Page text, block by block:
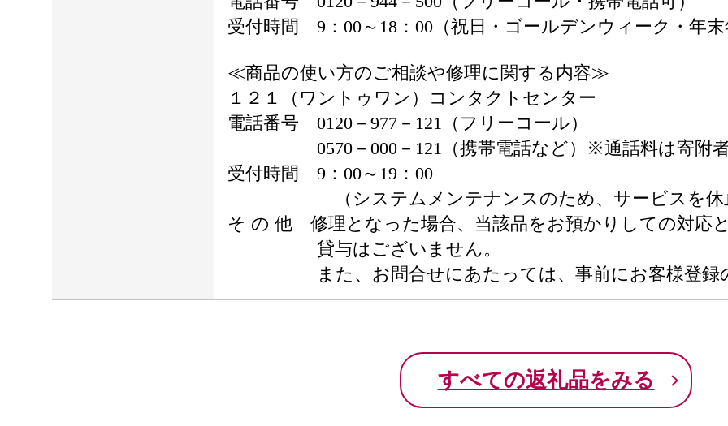
受付時間 9：00～18：00（祝日・ゴールデンウィーク・年末
≪商品の使い方のご相談や修理に関する内容≫
１２１（ワントゥワン）コンタクトセンター
電話番号 0120－977－121（フリーコール）
0570－000－121（携帯電話など）※通話料は寄附者
受付時間 9：00～19：00
（システムメンテナンスのため、サービスを休止
そ の 他 修理となった場合、当該品をお預かりしての対応
貸与はございません。
また、お問合せにあたっては、事前にお客様登録の
すべての返礼品をみる